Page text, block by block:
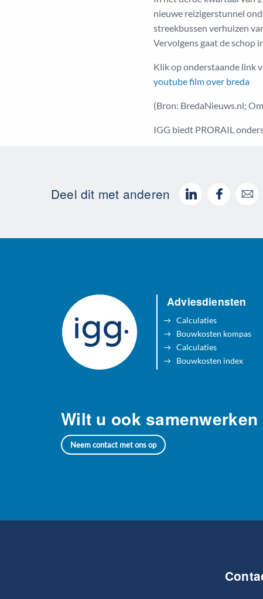
nieuwe reizigerstunnel
streekbussen verhuizen
Vervolgens gaat de schop
Klik op onderstaande link
youtube film over breda
(Bron: BredaNieuws.nl;
IGG biedt PRORAIL
Deel dit met anderen
Adviesdiensten
Calculaties
Bouwkosten kompas
Calculaties
Bouwkosten index
Wilt u ook samenwerken
Neem contact met ons op